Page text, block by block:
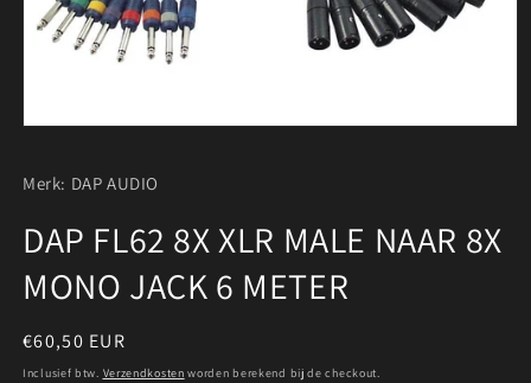
in
Merk: DAP AUDIO
DAP FL62 8X XLR MALE NAAR 8X
MONO JACK 6 METER
Normale
prijs
€60,50 EUR
Inclusief btw. Verzendkosten worden berekend bij de checkout.